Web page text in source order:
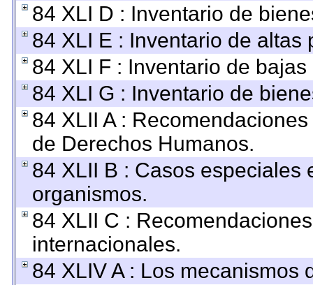
84 XLI D : Inventario de
84 XLI E : Inventario de
84 XLI F : Inventario de
84 XLI G : Inventario de
84 XLII A :
de Derechos Humanos.
84 XLII B : Casos especiales
organismos.
84 XLII C :
internacionales.
84 XLIV A : Los mecanismos